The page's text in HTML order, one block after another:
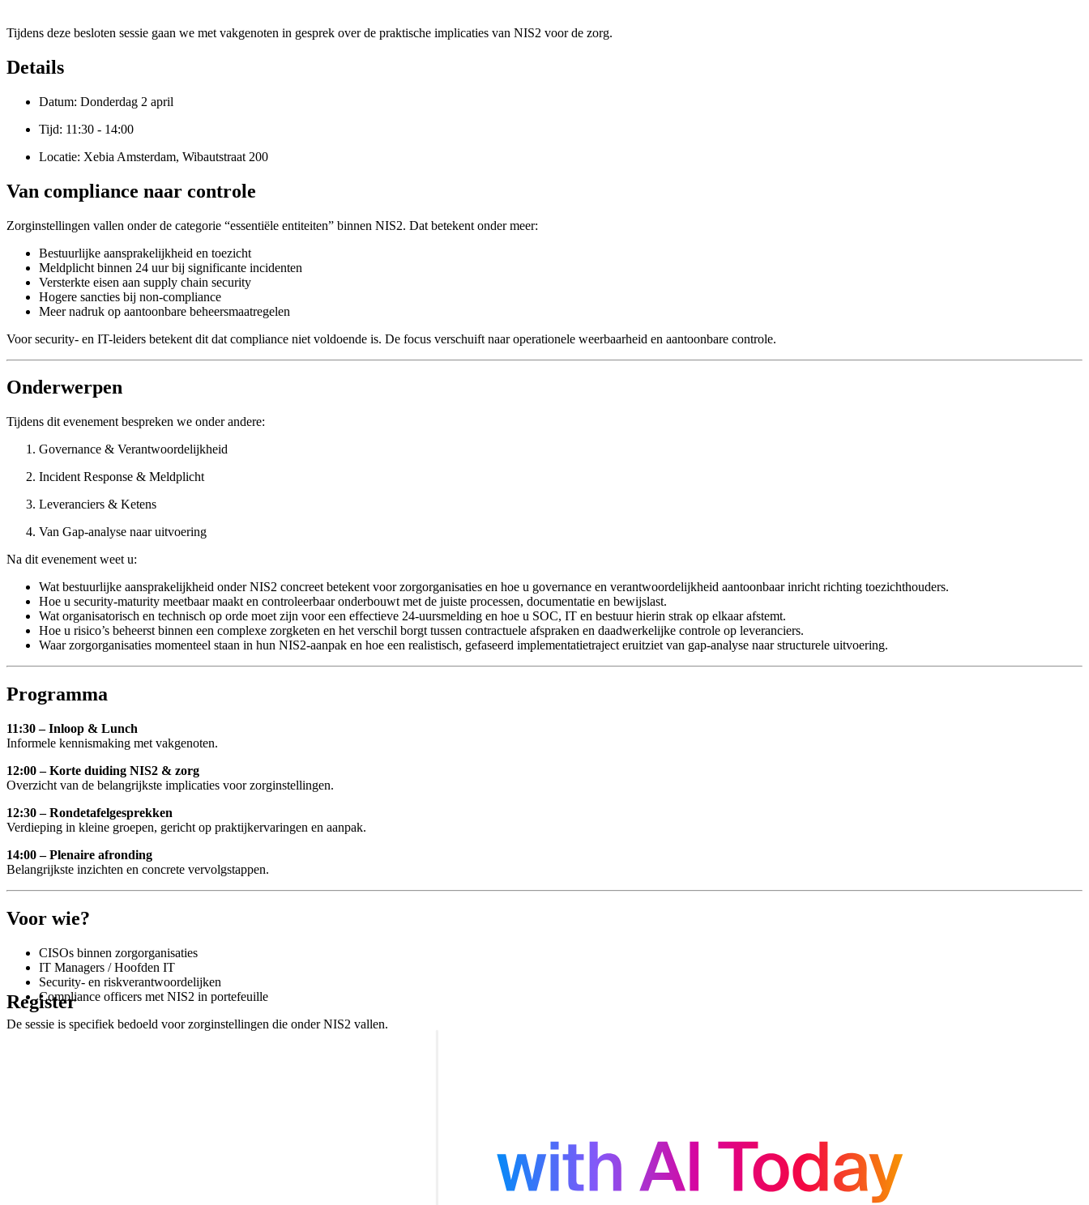
Tijdens deze besloten sessie gaan we met vakgenoten in gesprek over de praktische implicaties van NIS2 voor de zorg.
Details
Datum: Donderdag 2 april
Tijd: 11:30 - 14:00
Locatie: Xebia Amsterdam, Wibautstraat 200
Van compliance naar controle
Zorginstellingen vallen onder de categorie “essentiële entiteiten” binnen NIS2. Dat betekent onder meer:
Bestuurlijke aansprakelijkheid en toezicht
Meldplicht binnen 24 uur bij significante incidenten
Versterkte eisen aan supply chain security
Hogere sancties bij non-compliance
Meer nadruk op aantoonbare beheersmaatregelen
Voor security- en IT-leiders betekent dit dat compliance niet voldoende is. De focus verschuift naar operationele weerbaarheid en aantoonbare controle.
Onderwerpen
Tijdens dit evenement bespreken we onder andere:
Governance & Verantwoordelijkheid
Incident Response & Meldplicht
Leveranciers & Ketens
Van Gap-analyse naar uitvoering
Na dit evenement weet u:
Wat bestuurlijke aansprakelijkheid onder NIS2 concreet betekent voor zorgorganisaties en hoe u governance en verantwoordelijkheid aantoonbaar inricht richting toezichthouders.
Hoe u security-maturity meetbaar maakt en controleerbaar onderbouwt met de juiste processen, documentatie en bewijslast.
Wat organisatorisch en technisch op orde moet zijn voor een effectieve 24-uursmelding en hoe u SOC, IT en bestuur hierin strak op elkaar afstemt.
Hoe u risico’s beheerst binnen een complexe zorgketen en het verschil borgt tussen contractuele afspraken en daadwerkelijke controle op leveranciers.
Waar zorgorganisaties momenteel staan in hun NIS2-aanpak en hoe een realistisch, gefaseerd implementatietraject eruitziet van gap-analyse naar structurele uitvoering.
Programma
11:30 – Inloop & Lunch
Informele kennismaking met vakgenoten.
12:00 – Korte duiding NIS2 & zorg
Overzicht van de belangrijkste implicaties voor zorginstellingen.
12:30 – Rondetafelgesprekken
Verdieping in kleine groepen, gericht op praktijkervaringen en aanpak.
14:00 – Plenaire afronding
Belangrijkste inzichten en concrete vervolgstappen.
Voor wie?
CISOs binnen zorgorganisaties
IT Managers / Hoofden IT
Security- en riskverantwoordelijken
Compliance officers met NIS2 in portefeuille
De sessie is specifiek bedoeld voor zorginstellingen die onder NIS2 vallen.
Register